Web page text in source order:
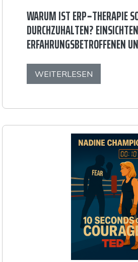
WARUM IST ERP‑THERAPIE
DURCHZUHALTEN?
ERFAHRUNGSBETROFFENEN
WEITERLESEN